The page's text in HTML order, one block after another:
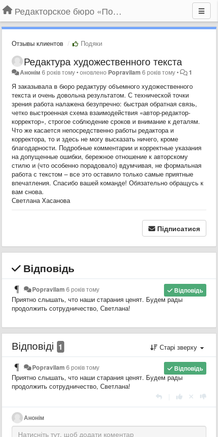
Редакторское бюро «По правилам»
Отзывы клиентов Подяки
Редактура художественного текста
Анонім 6 років тому•оновлено Popravilam 6 років тому• 1
Я заказывала в бюро редактуру объемного художественного
текста и очень довольна результатом. С технической точки
зрения работа налажена безупречно: быстрая обратная связь,
четко выстроенная схема взаимодействия «автор-редактор-
корректор», строгое соблюдение сроков и внимание к деталям.
Что же касается непосредственно работы редактора и
корректора, то и здесь не могу высказать ничего, кроме
благодарности. Подробные комментарии и корректные указания
на допущенные ошибки, бережное отношение к авторскому
стилю и (что особенно порадовало) вдумчивая, не формальная
работа с текстом – все это оставило только самые приятные
впечатления. Спасибо вашей команде! Обязательно обращусь к
вам снова.
Светлана Хасанова
Підписатися
Відповідь
Відповідь
Popravilam 6 років тому
Приятно слышать, что наши старания ценят. Будем рады
продолжить сотрудничество, Светлана!
Відповіді 1 Старі зверху
Відповідь
Popravilam 6 років тому
Приятно слышать, что наши старания ценят. Будем рады
продолжить сотрудничество, Светлана!
Анонім